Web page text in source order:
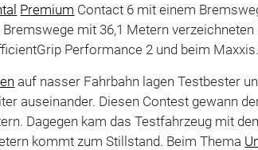
Premium Contact 6 mit einem
Bremswege mit 36,1 Metern
Performance 2 und beim Maxxis.
auf nasser Fahrbahn lagen Testbester
auseinander. Diesen Contest gewann
Dagegen kam das Testfahrzeug mit
kommt zum Stillstand. Beim Thema